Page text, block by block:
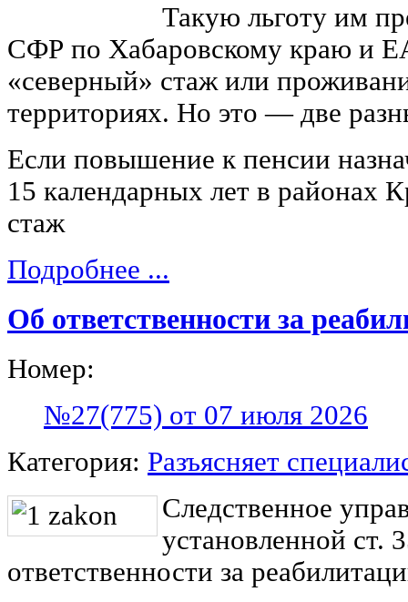
Такую льготу им
СФР по Хабаровскому краю и
«северный» стаж или
территориях. Но это — две
Если повышение к пенсии
15 календарных лет в районах
стаж
Подробнее ...
Об ответственности за
Номер:
№27(775) от 07 июля 2026
Категория: Разъясняет
Следственное
установленной
ответственности за